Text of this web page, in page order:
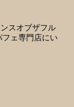
スオブザフル
ェ専門店にい